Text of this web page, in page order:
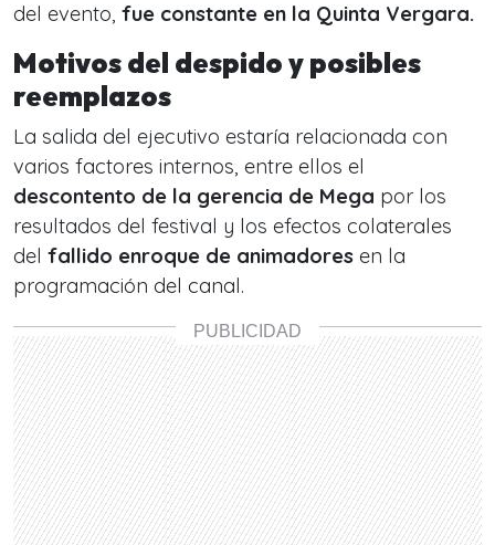
del evento, fue constante en la Quinta Vergara.
Motivos del despido y posibles
reemplazos
La salida del ejecutivo estaría relacionada con
varios factores internos, entre ellos el
descontento de la gerencia de Mega por los
resultados del festival y los efectos colaterales
del fallido enroque de animadores en la
programación del canal.